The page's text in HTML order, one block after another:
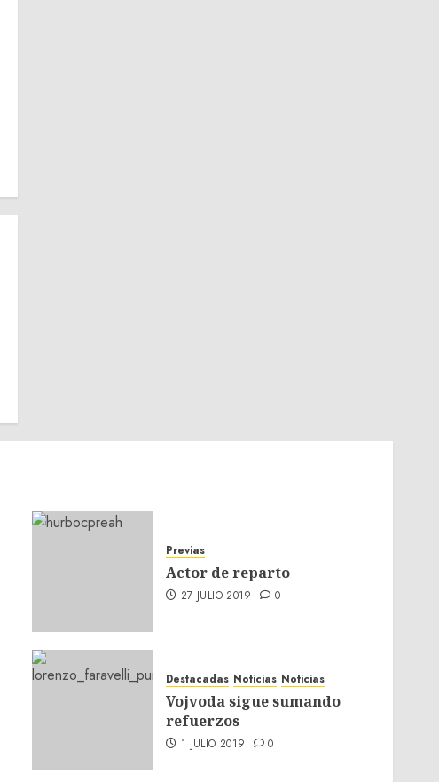
Previas
Actor de reparto
27 JULIO 2019 0
Destacadas Noticias Noticias
Vojvoda sigue sumando
refuerzos
1 JULIO 2019 0